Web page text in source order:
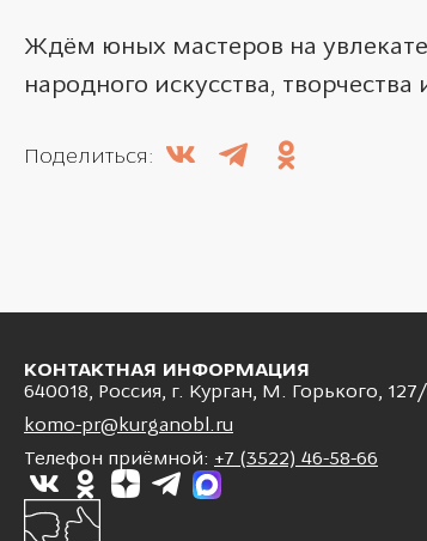
Ждём юных мастеров на
народного искусства,
Поделиться:
КОНТАКТНАЯ ИНФОРМАЦИЯ
640018, Россия, г. Курган, М. Горького,
komo-pr@kurganobl.ru
Телефон приёмной: +7 (3522) 46-58-66